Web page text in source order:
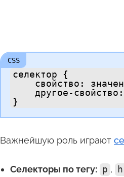
селектор {
свойство:
другое-
}
Важнейшую роль играют
Селекторы по тегу: p ,